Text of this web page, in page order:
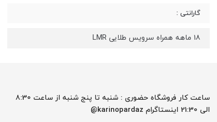
گارانتی :
18 ماهه همراه سرویس طلایی LMR
ساعت کار فروشگاه حضوری : شنبه تا پنج شنبه از ساعت 8:30
الی 21:30 اینستاگرام karinopardaz@